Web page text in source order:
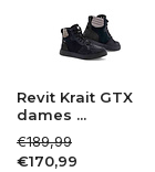
Revit Krait GTX
dames ...
€189,99
€170,99